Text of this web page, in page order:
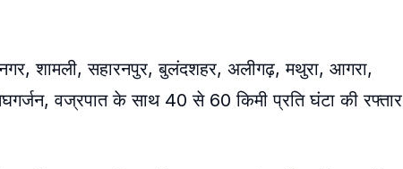
शामली, सहारनपुर, बुलंदशहर, अलीगढ़, मथुरा, आगरा,
वज्रपात के साथ 40 से 60 किमी प्रति घंटा की रफ्तार